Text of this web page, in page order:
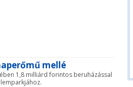
mellé
1,8 milliárd forintos beruházással